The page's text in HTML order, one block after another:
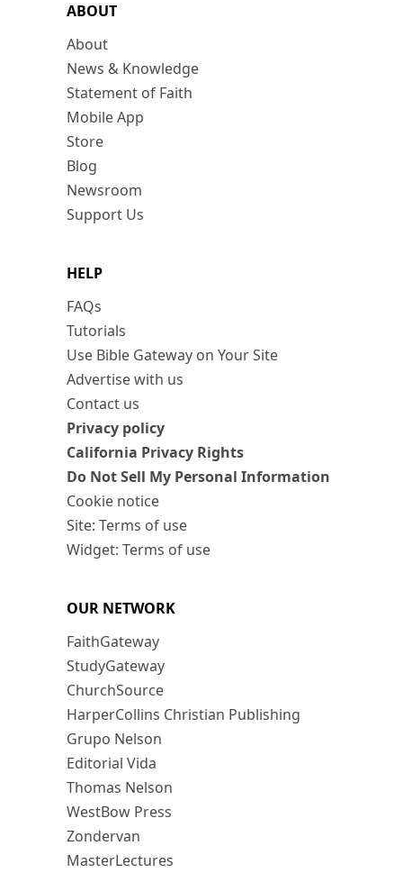
ABOUT
About
News & Knowledge
Statement of Faith
Mobile App
Store
Blog
Newsroom
Support Us
HELP
FAQs
Tutorials
Use Bible Gateway on Your Site
Advertise with us
Contact us
Privacy policy
California Privacy Rights
Do Not Sell My Personal Information
Cookie notice
Site: Terms of use
Widget: Terms of use
OUR NETWORK
FaithGateway
StudyGateway
ChurchSource
HarperCollins Christian Publishing
Grupo Nelson
Editorial Vida
Thomas Nelson
WestBow Press
Zondervan
MasterLectures